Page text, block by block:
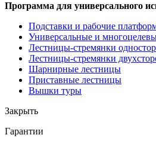
Программа для универсального
Подставки и рабочие
Универсальные и
Лестницы-стремянки
Лестницы-стремянки
Шарнирные лестницы
Приставные лестницы
Вышки туры
Закрыть
Гарантии